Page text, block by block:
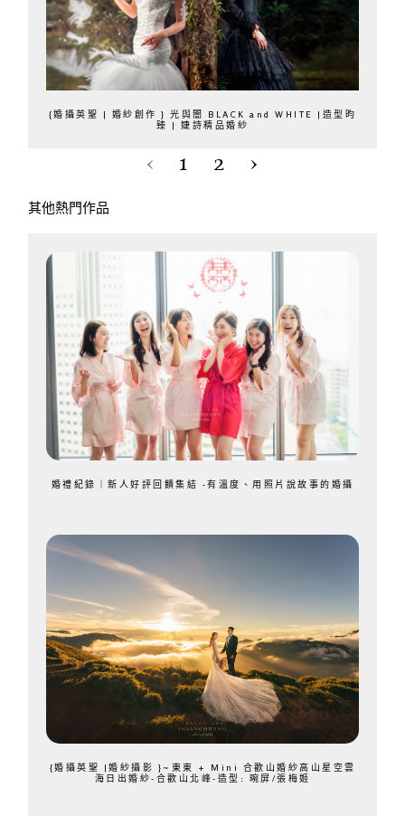
{婚攝英聖 | 婚紗創作 } 光與闇 BLACK and WHITE |造型昀
臻 | 婕詩精品婚紗‬
‹ 1 2 ›
其他熱門作品
婚禮紀錄｜新人好評回饋集結 -有溫度、用照片說故事的婚攝
{婚攝英聖 |婚紗攝影 }~東東 + Mini 合歡山婚紗高山星空雲
海日出婚紗-合歡山北峰-造型: 晼屏/張梅姬